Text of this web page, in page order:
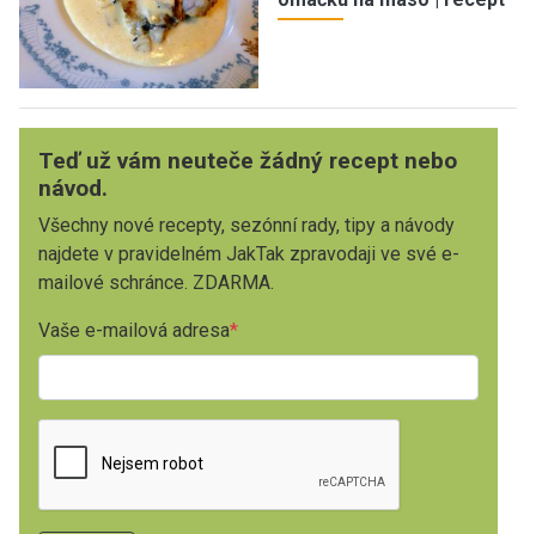
Teď už vám neuteče žádný recept nebo
návod.
Všechny nové recepty, sezónní rady, tipy a návody
najdete v pravidelném JakTak zpravodaji ve své e-
mailové schránce. ZDARMA.
Vaše e-mailová adresa